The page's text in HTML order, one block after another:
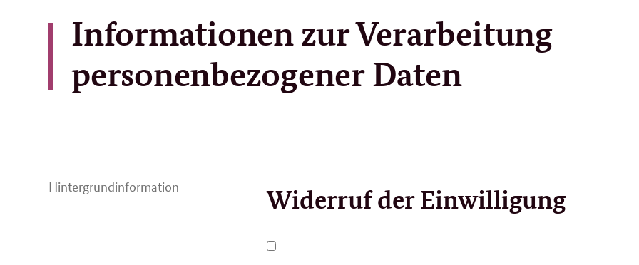
Informationen zur Verarbeitung
personenbezogener Daten
Hintergrundinformation Widerruf der Einwilligung